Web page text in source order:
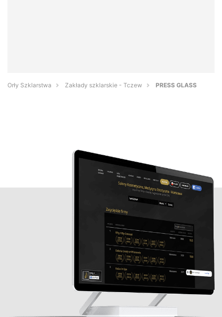
Orły Szklarstwa Zakłady szklarskie - Tczew PRESS GLASS